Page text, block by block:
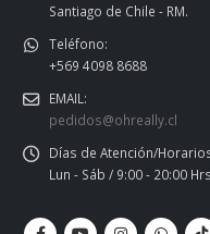
Santiago de Chile - RM.
Teléfono:
+569 4098 8688
EMAIL:
pedidos@ohreally.cl
Días de Atención/
Lun - Sáb / 9:00 - 20:00